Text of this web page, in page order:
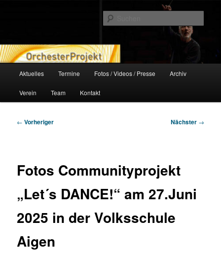
Orchesterprojekt
Aktuelles Termine Fotos / Videos / Presse Archiv
Verein Team Kontakt
Beitragsnavigation
← Vorheriger Nächster →
Fotos Communityprojekt
„Let´s DANCE!“ am 27.Juni
2025 in der Volksschule
Aigen